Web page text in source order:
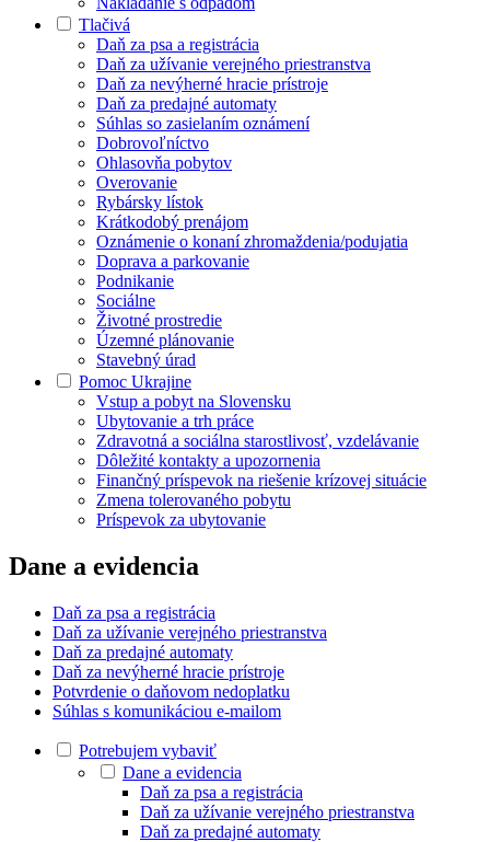
Tlačivá
Daň za psa a registrácia
Daň za užívanie verejného priestranstva
Daň za nevýherné hracie prístroje
Daň za predajné automaty
Súhlas so zasielaním oznámení
Dobrovoľníctvo
Ohlasovňa pobytov
Overovanie
Rybársky lístok
Krátkodobý prenájom
Oznámenie o konaní zhromaždenia/podujatia
Doprava a parkovanie
Podnikanie
Sociálne
Životné prostredie
Územné plánovanie
Stavebný úrad
Pomoc Ukrajine
Vstup a pobyt na Slovensku
Ubytovanie a trh práce
Zdravotná a sociálna starostlivosť, vzdelávanie
Dôležité kontakty a upozornenia
Finančný príspevok na riešenie krízovej situácie
Zmena tolerovaného pobytu
Príspevok za ubytovanie
Dane a evidencia
Daň za psa a registrácia
Daň za užívanie verejného priestranstva
Daň za predajné automaty
Daň za nevýherné hracie prístroje
Potvrdenie o daňovom nedoplatku
Súhlas s komunikáciou e-mailom
Potrebujem vybaviť
Dane a evidencia
Daň za psa a registrácia
Daň za užívanie verejného priestranstva
Daň za predajné automaty